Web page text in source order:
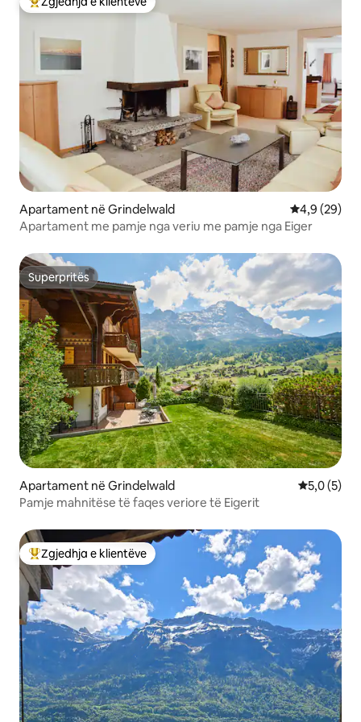
Më të mirat e zgjedhjeve të klientëve
Apartament në Grindelwald Vlerësimi
4,9 (29)
Apartament me pamje nga veriu me pamje nga Eiger
Superpritës
Superpritës
Apartament në Grindelwald Vlerësimi
5,0 (5)
Pamje mahnitëse të faqes veriore të Eigerit
Më të mirat e zgjedhjeve të klientëve
Zgjedhja e klientëve